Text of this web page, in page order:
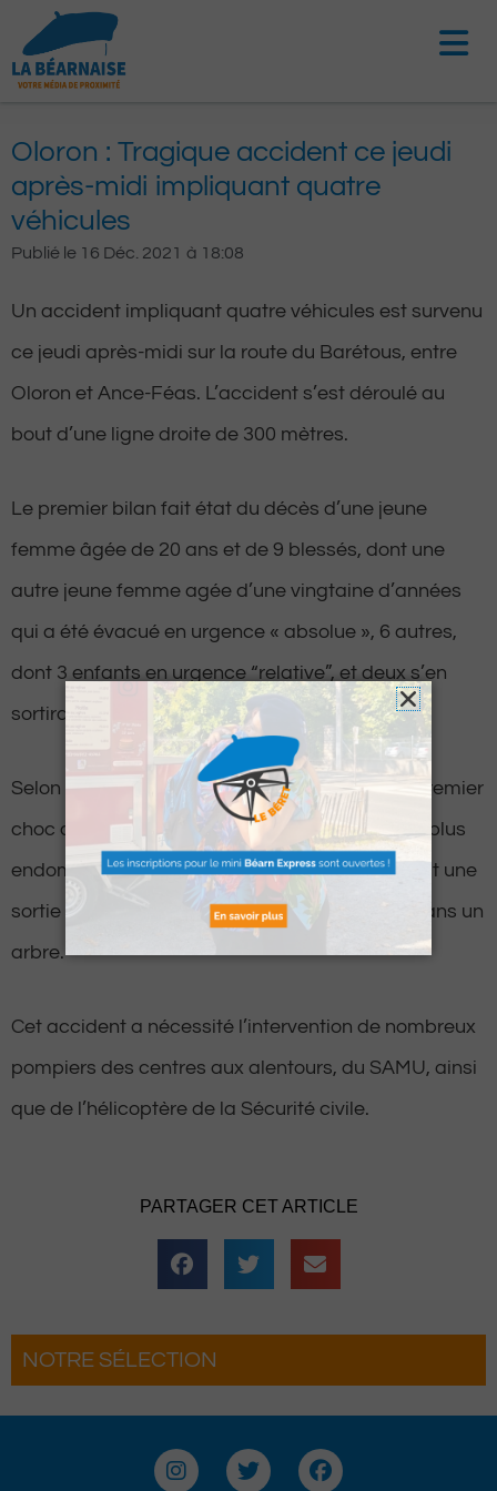
contenu
Oloron : Tragique accident ce jeudi
après-midi impliquant quatre
véhicules
Publié le 16 Déc. 2021 à 18:08
Un accident impliquant quatre véhicules est survenu
ce jeudi après-midi sur la route du Barétous, entre
Oloron et Ance-Féas. L’accident s’est déroulé au
bout d’une ligne droite de 300 mètres.
Le premier bilan fait état du décès d’une jeune
femme âgée de 20 ans et de 9 blessés, dont une
autre jeune femme agée d’une vingtaine d’années
qui a été évacué en urgence « absolue », 6 autres,
dont 3 enfants en urgence “relative”, et deux s’en
sortiraient indemnes.
Selon les premiers éléments de l’enquête, un premier
choc aurait eu lieu entre les deux véhicules les plus
endommagés, puis les deux autres auraient fait une
sortie de route, dont l’un a terminé sa course dans un
arbre.
Cet accident a nécessité l’intervention de nombreux
pompiers des centres aux alentours, du SAMU, ainsi
que de l’hélicoptère de la Sécurité civile.
PARTAGER CET ARTICLE
NOTRE SÉLECTION
: Les 3 Heures de la Brouette
I
n
T
w
F
a